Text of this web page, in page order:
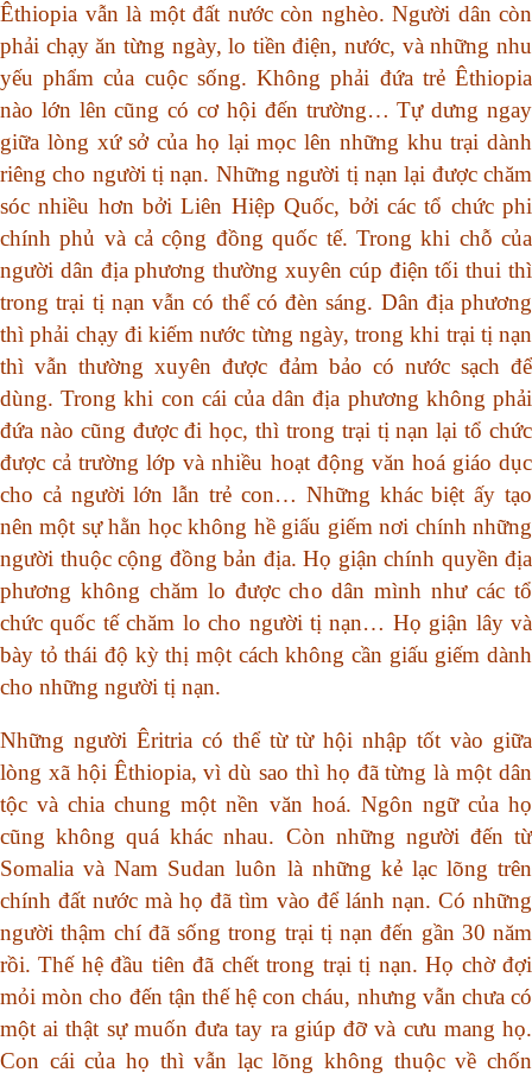
Êthiopia vẫn là một đất nước còn nghèo. Người dân còn
phải chạy ăn từng ngày, lo tiền điện, nước, và những nhu
yếu phẩm của cuộc sống. Không phải đứa trẻ Êthiopia
nào lớn lên cũng có cơ hội đến trường… Tự dưng ngay
giữa lòng xứ sở của họ lại mọc lên những khu trại dành
riêng cho người tị nạn. Những người tị nạn lại được chăm
sóc nhiều hơn bởi Liên Hiệp Quốc, bởi các tổ chức phi
chính phủ và cả cộng đồng quốc tế. Trong khi chỗ của
người dân địa phương thường xuyên cúp điện tối thui thì
trong trại tị nạn vẫn có thể có đèn sáng. Dân địa phương
thì phải chạy đi kiếm nước từng ngày, trong khi trại tị nạn
thì vẫn thường xuyên được đảm bảo có nước sạch để
dùng. Trong khi con cái của dân địa phương không phải
đứa nào cũng được đi học, thì trong trại tị nạn lại tổ chức
được cả trường lớp và nhiều hoạt động văn hoá giáo dục
cho cả người lớn lẫn trẻ con… Những khác biệt ấy tạo
nên một sự hằn học không hề giấu giếm nơi chính những
người thuộc cộng đồng bản địa. Họ giận chính quyền địa
phương không chăm lo được cho dân mình như các tổ
chức quốc tế chăm lo cho người tị nạn… Họ giận lây và
bày tỏ thái độ kỳ thị một cách không cần giấu giếm dành
cho những người tị nạn.
Những người Êritria có thể từ từ hội nhập tốt vào giữa
lòng xã hội Êthiopia, vì dù sao thì họ đã từng là một dân
tộc và chia chung một nền văn hoá. Ngôn ngữ của họ
cũng không quá khác nhau. Còn những người đến từ
Somalia và Nam Sudan luôn là những kẻ lạc lõng trên
chính đất nước mà họ đã tìm vào để lánh nạn. Có những
người thậm chí đã sống trong trại tị nạn đến gần 30 năm
rồi. Thế hệ đầu tiên đã chết trong trại tị nạn. Họ chờ đợi
mỏi mòn cho đến tận thế hệ con cháu, nhưng vẫn chưa có
một ai thật sự muốn đưa tay ra giúp đỡ và cưu mang họ.
Con cái của họ thì vẫn lạc lõng không thuộc về chốn